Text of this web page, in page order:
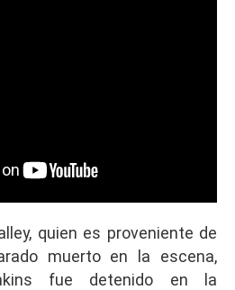
quien es proveniente de
muerto en la escena,
fue detenido en la